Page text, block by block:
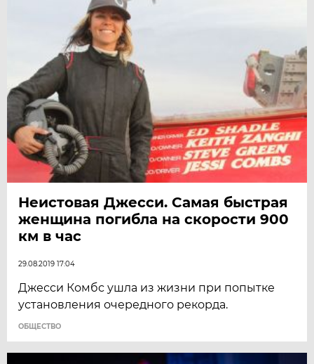
Неистовая Джесси. Самая быстрая
женщина погибла на скорости 900
км в час
29.08.2019 17:04
Джесси Комбс ушла из жизни при попытке
установления очередного рекорда.
ОБЩЕСТВО